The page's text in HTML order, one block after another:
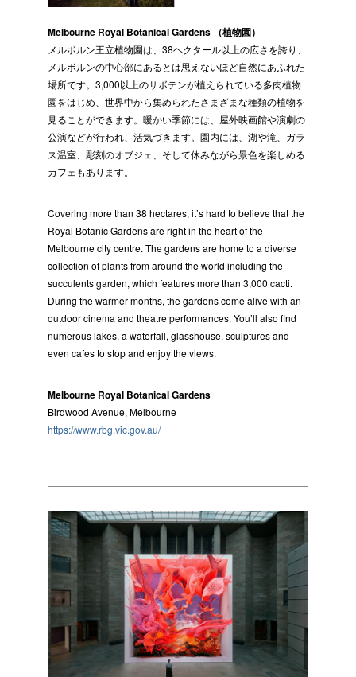
Melbourne Royal Botanical Gardens （植物園）
メルボルン王立植物園は、38ヘクタール以上の広さを誇り、
メルボルンの中心部にあるとは思えないほど自然にあふれた
場所です。3,000以上のサボテンが植えられている多肉植物
園をはじめ、世界中から集められたさまざまな種類の植物を
見ることができます。暖かい季節には、屋外映画館や演劇の
公演などが行われ、活気づきます。園内には、湖や滝、ガラ
ス温室、彫刻のオブジェ、そして休みながら景色を楽しめる
カフェもあります。
Covering more than 38 hectares, it’s hard to believe that the
Royal Botanic Gardens are right in the heart of the
Melbourne city centre. The gardens are home to a diverse
collection of plants from around the world including the
succulents garden, which features more than 3,000 cacti.
During the warmer months, the gardens come alive with an
outdoor cinema and theatre performances. You’ll also find
numerous lakes, a waterfall, glasshouse, sculptures and
even cafes to stop and enjoy the views.
Melbourne Royal Botanical Gardens
Birdwood Avenue, Melbourne
https://www.rbg.vic.gov.au/